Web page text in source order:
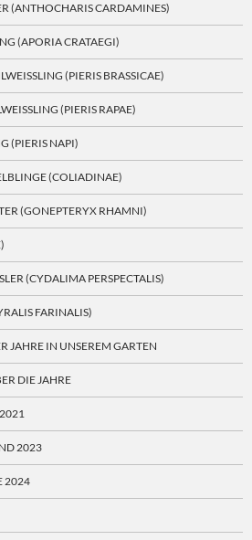
(ANTHOCHARIS CARDAMINES)
(APORIA CRATAEGI)
(PIERIS BRASSICAE)
(PIERIS RAPAE)
(PIERIS NAPI)
(COLIADINAE)
(GONEPTERYX RHAMNI)
(CYDALIMA PERSPECTALIS)
FARINALIS)
JAHRE IN UNSEREM GARTEN
DIE JAHRE
2023
2024